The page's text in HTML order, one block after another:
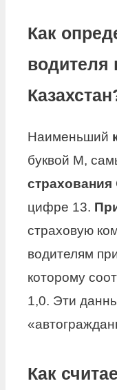
Как
водителя
Наименьший
буквой М,
страхования
цифре 13.
страховую
водителям
которому
1,0. Эти
Как